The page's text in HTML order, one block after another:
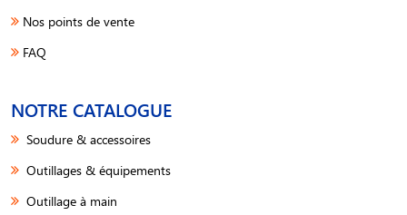
Nos points de vente
FAQ
NOTRE CATALOGUE
Soudure & accessoires
Outillages & équipements
Outillage à main